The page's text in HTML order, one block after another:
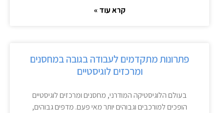
קרא עוד »
פתרונות מתקדמים לעבודה בגובה במחסנים
ומרכזים לוגיסטיים
בעולם הלוגיסטיקה המודרני, מחסנים ומרכזים לוגיסטיים
הופכים למורכבים וגבוהים יותר מאי פעם. מדפים גבוהים,